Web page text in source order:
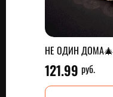
НЕ ОДИН ДОМА🎄
121.99 руб.